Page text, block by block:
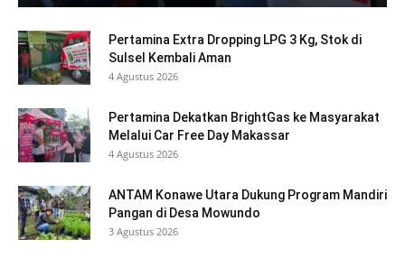
Pertamina Extra Dropping LPG 3 Kg, Stok di
Sulsel Kembali Aman
4 Agustus 2026
Pertamina Dekatkan BrightGas ke Masyarakat
Melalui Car Free Day Makassar
4 Agustus 2026
ANTAM Konawe Utara Dukung Program Mandiri
Pangan di Desa Mowundo
3 Agustus 2026